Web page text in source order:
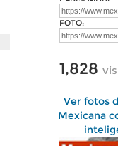
FOTO:
1,828
Ver fotos
Mexicana